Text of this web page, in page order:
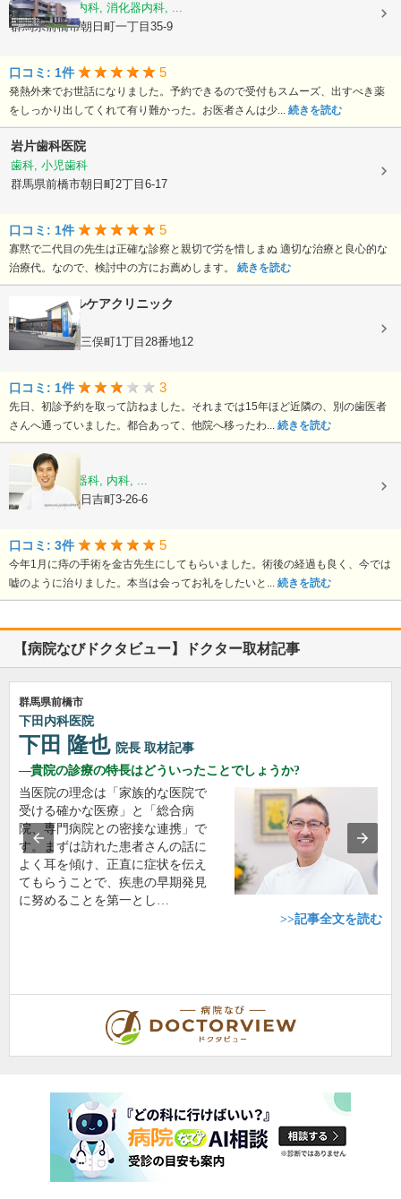
内科, 循環器内科, 消化器内科, ...
群馬県前橋市朝日町一丁目35-9
口コミ: 1件 5
発熱外来でお世話になりました。予約できるので受付もスムーズ、出すべき薬
をしっかり出してくれて有り難かった。お医者さんは少... 続きを読む
岩片歯科医院
歯科, 小児歯科
群馬県前橋市朝日町2丁目6-17
口コミ: 1件 5
寡黙で二代目の先生は正確な診察と親切で労を惜しまぬ 適切な治療と良心的な
治療代。なので、検討中の方にお薦めします。 続きを読む
前橋デンタルケアクリニック
歯科
群馬県前橋市三俣町1丁目28番地12
口コミ: 1件 3
先日、初診予約を取って訪ねました。それまでは15年ほど近隣の、別の歯医者
さんへ通っていました。都合あって、他院へ移ったわ... 続きを読む
金古医院
肛門科, 消化器科, 内科, ...
群馬県前橋市日吉町3-26-6
口コミ: 3件 5
今年1月に痔の手術を金古先生にしてもらいました。術後の経過も良く、今では
嘘のように治りました。本当は会ってお礼をしたいと... 続きを読む
【病院なびドクタビュー】ドクター取材記事
群馬県前橋市
下田内科医院
下田 隆也 院長 取材記事
貴院の診療の特長はどういったことでしょうか?
当医院の理念は「家族的な医院で
受ける確かな医療」と「総合病
院、専門病院との密接な連携」で
す。まずは訪れた患者さんの話に
よく耳を傾け、正直に症状を伝え
てもらうことで、疾患の早期発見
に努めることを第一とし…
>>記事全文を読む